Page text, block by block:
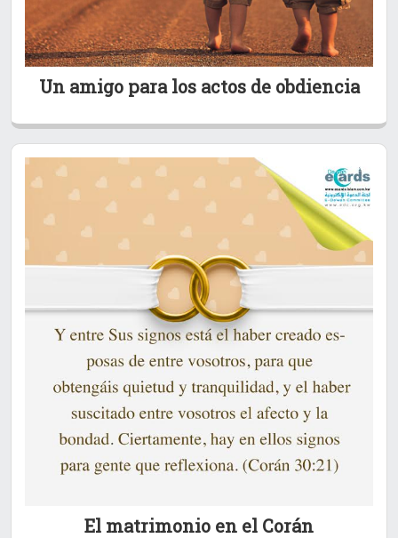
Un amigo para los actos de obdiencia
El matrimonio en el Corán